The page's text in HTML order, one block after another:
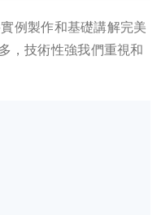
例製作和基礎講解完美
，技術性強我們重視和